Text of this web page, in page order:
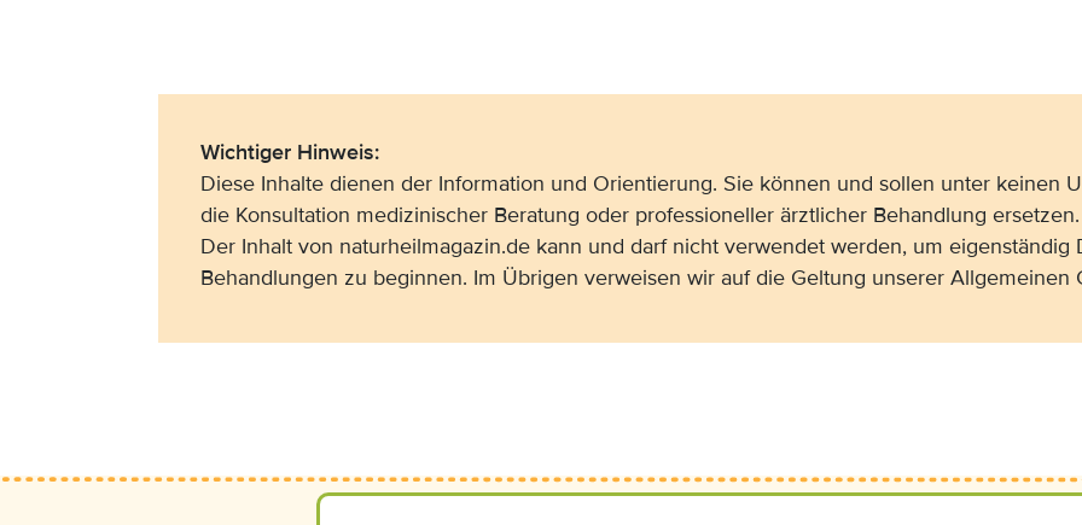
Wichtiger Hinweis:
Diese Inhalte dienen der Information und Orientierung. Sie können und sollen unter keinen
die Konsultation medizinischer Beratung oder professioneller ärztlicher Behandlung ersetzen.
Der Inhalt von naturheilmagazin.de kann und darf nicht verwendet werden, um eigenständig
Behandlungen zu beginnen. Im Übrigen verweisen wir auf die Geltung unserer